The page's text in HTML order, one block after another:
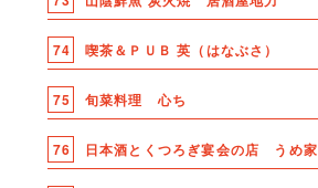
74 喫茶＆ＰＵＢ 英（はなぶさ）
75 旬菜料理 心ち
76 日本酒とくつろぎ宴会の店 うめ家